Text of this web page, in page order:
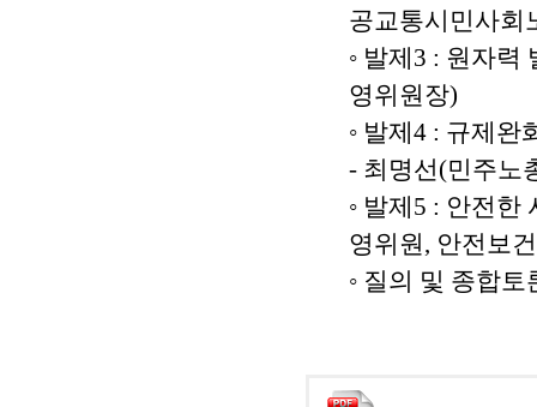
공교통시민사회
◦ 발제3 : 원자
영위원장)
◦ 발제4 : 규제완
- 최명선(민주노
◦ 발제5 : 안전한
영위원, 안전보
◦ 질의 및 종합토